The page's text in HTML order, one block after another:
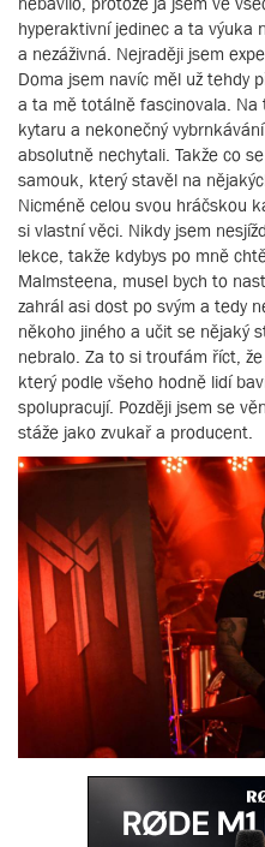
hyperaktivní jedinec a ta výuka
a nezáživná. Nejraději jsem
Doma jsem navíc měl už tehdy
a ta mě totálně fascinovala. Na
kytaru a nekonečný
absolutně nechytali. Takže co
samouk, který stavěl na
Nicméně celou svou hráčskou
si vlastní věci. Nikdy jsem
lekce, takže kdybys po mně
Malmsteena, musel bych to
zahrál asi dost po svým a tedy
někoho jiného a učit se nějaký
nebralo. Za to si troufám říct,
který podle všeho hodně lidí
spolupracují. Později jsem se
stáže jako zvukař a producent.